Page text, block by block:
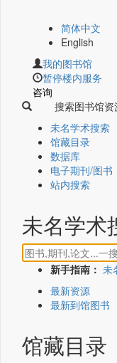
简体中文
English
我的图书馆
暂停楼内服务
咨询
搜索图书馆资
未名学术搜索
馆藏目录
数据库
电子期刊/图书
站内搜索
未名学术
新手指南： 未
最新资源
最新到馆图书
馆藏目录